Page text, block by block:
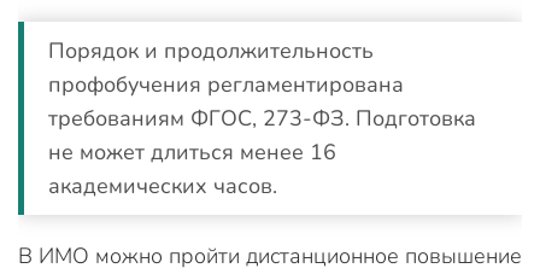
Порядок и продолжительность
профобучения регламентирована
требованиям ФГОС, 273-ФЗ. Подготовка
не может длиться менее 16
академических часов.
В ИМО можно пройти дистанционное повышение